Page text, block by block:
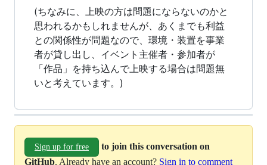
(ちなみに、上映の方は問題にならないのかと
思われるかもしれませんが、あくまでも利益
との関係性が問題なので、環境・装置を事業
者が貸し出し、イベント主催者・参加者が
「作品」を持ち込んで上映する場合は問題無
いと考えています。)
Sign up for free
to join this conversation on
GitHub. Already have an account? Sign in to comment